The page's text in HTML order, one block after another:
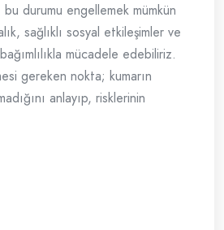
durumu engellemek mümkün
sağlıklı sosyal etkileşimler ve
mücadele edebiliriz.
gereken nokta; kumarın
anlayıp, risklerinin